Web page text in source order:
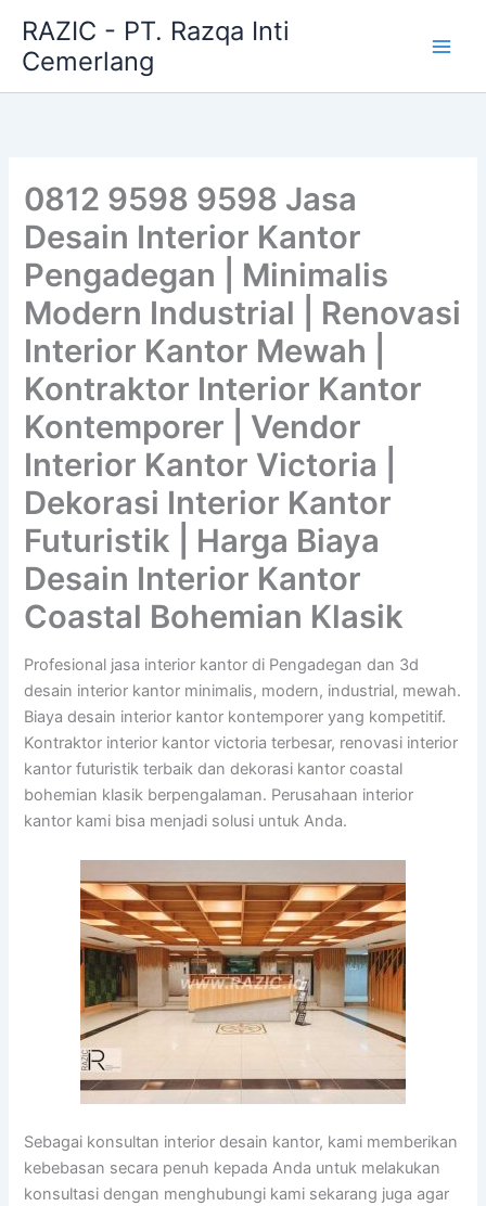
content
RAZIC - PT. Razqa Inti
Cemerlang
0812 9598 9598 Jasa
Desain Interior Kantor
Pengadegan | Minimalis
Modern Industrial | Renovasi
Interior Kantor Mewah |
Kontraktor Interior Kantor
Kontemporer | Vendor
Interior Kantor Victoria |
Dekorasi Interior Kantor
Futuristik | Harga Biaya
Desain Interior Kantor
Coastal Bohemian Klasik
Profesional jasa interior kantor di Pengadegan dan 3d
desain interior kantor minimalis, modern, industrial, mewah.
Biaya desain interior kantor kontemporer yang kompetitif.
Kontraktor interior kantor victoria terbesar, renovasi interior
kantor futuristik terbaik dan dekorasi kantor coastal
bohemian klasik berpengalaman. Perusahaan interior
kantor kami bisa menjadi solusi untuk Anda.
Sebagai konsultan interior desain kantor, kami memberikan
kebebasan secara penuh kepada Anda untuk melakukan
konsultasi dengan menghubungi kami sekarang juga agar